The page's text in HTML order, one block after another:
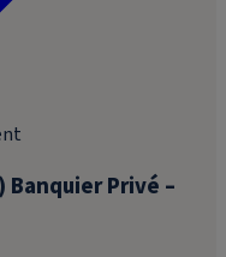
Privé –